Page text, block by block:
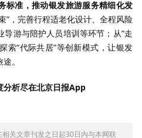
标准，推动银发旅游服务精细化发
”，完善行程适老化设计、全程风险
游与陪护人员培训等环节；从“走
索“代际共居”等创新模式，让银发
。
分析尽在北京日报App
关文章刊发之日起30日内与本网联